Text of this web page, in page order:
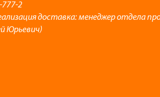
777-2
доставка: менеджер отдела
Юрьевич)